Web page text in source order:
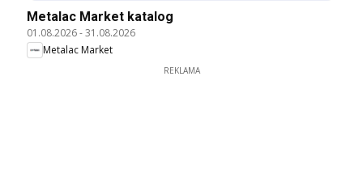
Metalac Market katalog
01.08.2026-31.08.2026
Metalac Market
REKLAMA